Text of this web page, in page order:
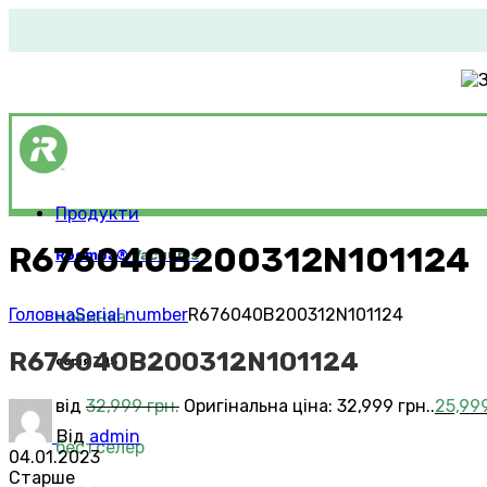
Продукти
Roomba®Vacuums
новинка
серія 705
від 32,999грн. Оригінальна ціна: 32,999 грн..
бестселер
R676040B200312N101124
ГоловнаSerial numberR676040B200312N101124
R676040B200312N101124
Від admin
04.01.2023
Старше